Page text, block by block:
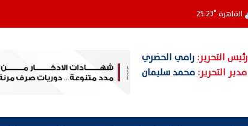
القاهرة°
25.23
رئيس التحرير:رامي الحضري
مدير التحرير: محمد سليمان